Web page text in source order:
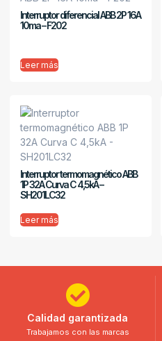
Interruptor diferencial ABB 2P 16A
10ma – F202
Leer más
Interruptor termomagnético ABB
1P 32A Curva C 4,5kA –
SH201LC32
Leer más
Calidad garantizada
Trabajamos con las marcas